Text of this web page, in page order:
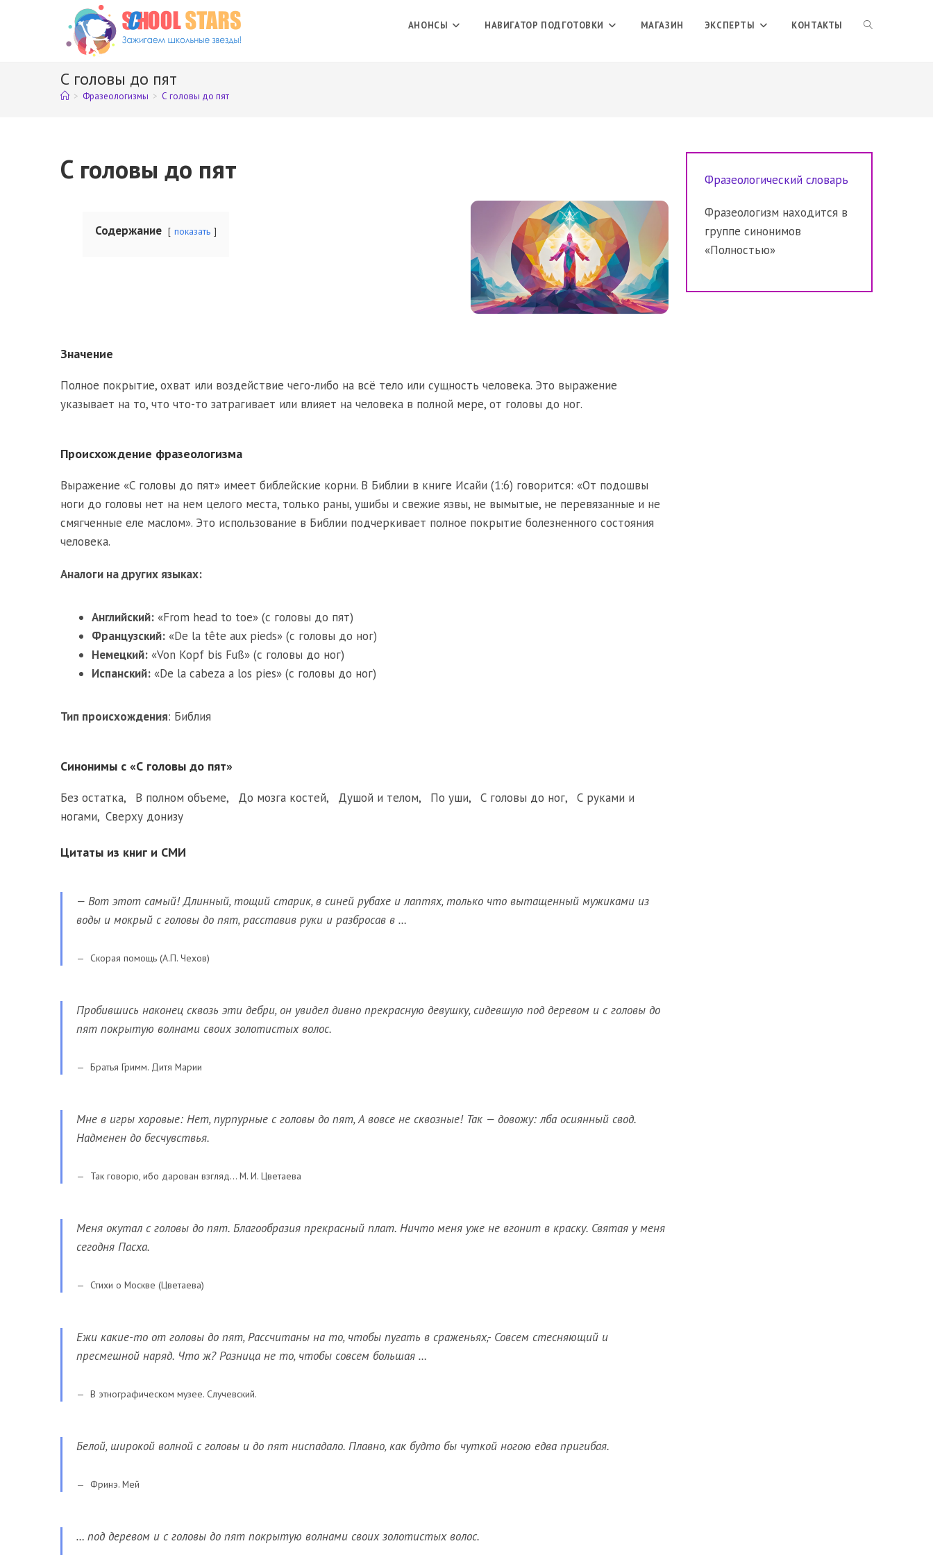
АНОНСЫ НАВИГАТОР ПОДГОТОВКИ МАГАЗИН ЭКСПЕРТЫ КОНТАКТЫ ПЕРЕКЛЮЧИТЬ
С головы до пят
> Фразеологизмы > С головы до пят
С головы до пят
Содержание показать
Значение
Полное покрытие, охват или воздействие чего-либо на всё тело или сущность человека. Это выражение
указывает на то, что что-то затрагивает или влияет на человека в полной мере, от головы до ног.
Происхождение фразеологизма
Выражение «С головы до пят» имеет библейские корни. В Библии в книге Исайи (1:6) говорится: «От подошвы
ноги до головы нет на нем целого места, только раны, ушибы и свежие язвы, не вымытые, не перевязанные и не
смягченные еле маслом». Это использование в Библии подчеркивает полное покрытие болезненного состояния
человека.
Аналоги на других языках:
Английский: «From head to toe» (с головы до пят)
Французский: «De la tête aux pieds» (с головы до ног)
Немецкий: «Von Kopf bis Fuß» (с головы до ног)
Испанский: «De la cabeza a los pies» (с головы до ног)
Тип происхождения: Библия
Синонимы с «С головы до пят»
Без остатка, В полном объеме, До мозга костей, Душой и телом, По уши, С головы до ног, С руками и
ногами, Сверху донизу
Цитаты из книг и СМИ
— Вот этот самый! Длинный, тощий старик, в синей рубахе и лаптях, только что вытащенный мужиками из
воды и мокрый с головы до пят, расставив руки и разбросав в …
Скорая помощь (А.П. Чехов)
Пробившись наконец сквозь эти дебри, он увидел дивно прекрасную девушку, сидевшую под деревом и с головы до
пят покрытую волнами своих золотистых волос.
Братья Гримм. Дитя Марии
Мне в игры хоровые: Нет, пурпурные с головы до пят, А вовсе не сквозные! Так — довожу: лба осиянный свод.
Надменен до бесчувствья.
Так говорю, ибо дарован взгляд… М. И. Цветаева
Меня окутал с головы до пят. Благообразия прекрасный плат. Ничто меня уже не вгонит в краску. Святая у меня
сегодня Пасха.
Стихи о Москве (Цветаева)
Ежи какие-то от головы до пят, Рассчитаны на то, чтобы пугать в сраженьях,- Совсем стесняющий и
пресмешной наряд. Что ж? Разница не то, чтобы совсем большая …
В этнографическом музее. Случевский.
Белой, широкой волной с головы и до пят ниспадало. Плавно, как будто бы чуткой ногою едва пригибая.
Фринэ. Мей
… под деревом и с головы до пят покрытую волнами своих золотистых волос.
Фразеологический словарь
Фразеологизм находится в
группе синонимов
«Полностью»